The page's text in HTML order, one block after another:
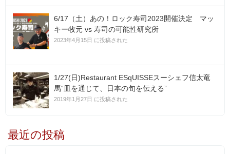
6/17（土）あの！ロック寿司2023開催決定 マッ
キー牧元 vs 寿司の可能性研究所
2023年4月15日 に投稿された
1/27(日)Restaurant ESqUISSEスーシェフ信太竜
馬“皿を通じて、日本の旬を伝える”
2019年1月27日 に投稿された
最近の投稿